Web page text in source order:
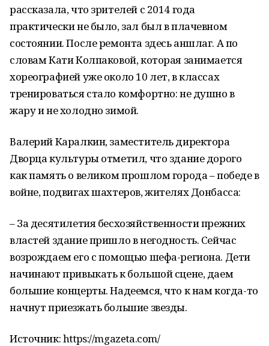
рассказала, что зрителей с 2014 года
практически не было, зал был в плачевном
состоянии. После ремонта здесь аншлаг. А по
словам Кати Колпаковой, которая занимается
хореографией уже около 10 лет, в классах
тренироваться стало комфортно: не душно в
жару и не холодно зимой.
Валерий Каралкин, заместитель директора
Дворца культуры отметил, что здание дорого
как память о великом прошлом города – победе в
войне, подвигах шахтеров, жителях Донбасса:
– За десятилетия бесхозяйственности прежних
властей здание пришло в негодность. Сейчас
возрождаем его с помощью шефа-региона. Дети
начинают привыкать к большой сцене, даем
большие концерты. Надеемся, что к нам когда-то
начнут приезжать большие звезды.
Источник: https://mgazeta.com/